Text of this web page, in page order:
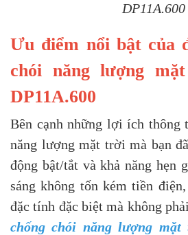
DP11A.600
Ưu điểm nổi bật của
chói năng lượng
DP11A.600
Bên cạnh những lợi ích thông
năng lượng mặt trời mà bạn
động bật/tắt và khả năng hẹn
sáng không tốn kém tiền
đặc tính đặc biệt mà không
chống chói năng lượng mặt